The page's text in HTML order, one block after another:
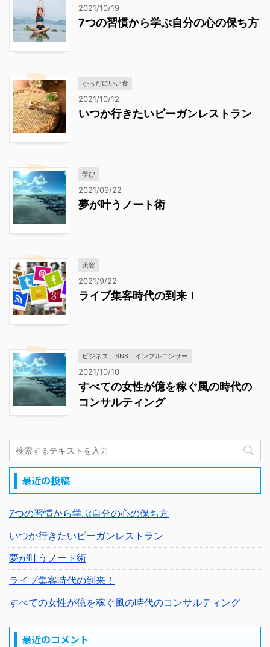
2021/10/19
7つの習慣から学ぶ自分の心の保ち方
からだにいい食
2021/10/12
いつか行きたいビーガンレストラン
学び
2021/09/22
夢が叶うノート術
美容
2021/9/22
ライブ集客時代の到来！
ビジネス、SNS、インフルエンサー
2021/10/10
すべての女性が億を稼ぐ風の時代の
コンサルティング
最近の投稿
7つの習慣から学ぶ自分の心の保ち方
いつか行きたいビーガンレストラン
夢が叶うノート術
ライブ集客時代の到来！
すべての女性が億を稼ぐ風の時代のコンサルティング
最近のコメント